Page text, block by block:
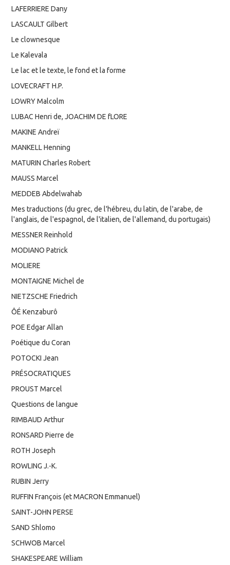
LAFERRIERE Dany
LASCAULT Gilbert
Le clownesque
Le Kalevala
Le lac et le texte, le fond et la forme
LOVECRAFT H.P.
LOWRY Malcolm
LUBAC Henri de, JOACHIM DE fLORE
MAKINE Andreï
MANKELL Henning
MATURIN Charles Robert
MAUSS Marcel
MEDDEB Abdelwahab
Mes traductions (du grec, de l'hébreu, du latin, de l'arabe, de
l'anglais, de l'espagnol, de l'italien, de l'allemand, du portugais)
MESSNER Reinhold
MODIANO Patrick
MOLIERE
MONTAIGNE Michel de
NIETZSCHE Friedrich
ÔÉ Kenzaburô
POE Edgar Allan
Poétique du Coran
POTOCKI Jean
PRÉSOCRATIQUES
PROUST Marcel
Questions de langue
RIMBAUD Arthur
RONSARD Pierre de
ROTH Joseph
ROWLING J.-K.
RUBIN Jerry
RUFFIN François (et MACRON Emmanuel)
SAINT-JOHN PERSE
SAND Shlomo
SCHWOB Marcel
SHAKESPEARE William